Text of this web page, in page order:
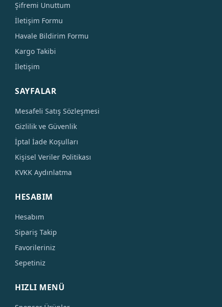
Şifremi Unuttum
İletişim Formu
Havale Bildirim Formu
Kargo Takibi
İletişim
SAYFALAR
Mesafeli Satış Sözleşmesi
Gizlilik ve Güvenlik
İptal İade Koşulları
Kişisel Veriler Politikası
KVKK Aydınlatma
HESABIM
Hesabım
Sipariş Takip
Favorileriniz
Sepetiniz
HIZLI MENÜ